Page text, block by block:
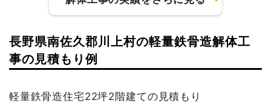
建物の種類/構造
長野県南佐久郡川上村の軽量鉄骨造解体工
事の見積もり例
軽量鉄骨造住宅22坪2階建ての見積もり